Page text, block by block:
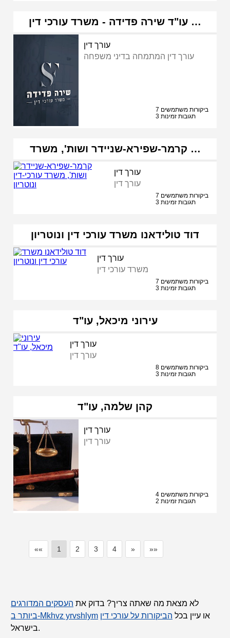
עו"ד שירה פדידה - משרד עורכי דין …
עורך דין
עורך דין המתמחה בדיני משפחה
7 ביקורות משתמשים
3 תגובות זמינות
קרמר-שפירא-שניידר ושות', משרד …
עורך דין
עורך דין
7 ביקורות משתמשים
3 תגובות זמינות
דוד טולידאנו משרד עורכי דין ונוטריון
עורך דין
משרד עורכי דין
7 ביקורות משתמשים
3 תגובות זמינות
עירוני מיכאל, עו"ד
עורך דין
עורך דין
8 ביקורות משתמשים
3 תגובות זמינות
קהן שלמה, עו"ד
עורך דין
עורך דין
4 ביקורות משתמשים
2 תגובות זמינות
«« 1 2 3 4 » »»
לא מצאת מה שאתה צריך? בדוק את העסקים המדורגים
ביותר ב-Mkhvz yrvshlym
או עיין בכל הביקורות על עורכי דין
בישראל.